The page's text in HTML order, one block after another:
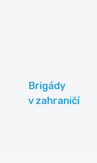
Brigády
v zahraničí